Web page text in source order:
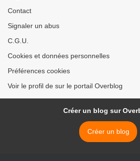
Contact
Signaler un abus
C.G.U.
Cookies et données personnelles
Préférences cookies
Voir le profil de sur le portail Overblog
Créer un blog sur
Créer un blog